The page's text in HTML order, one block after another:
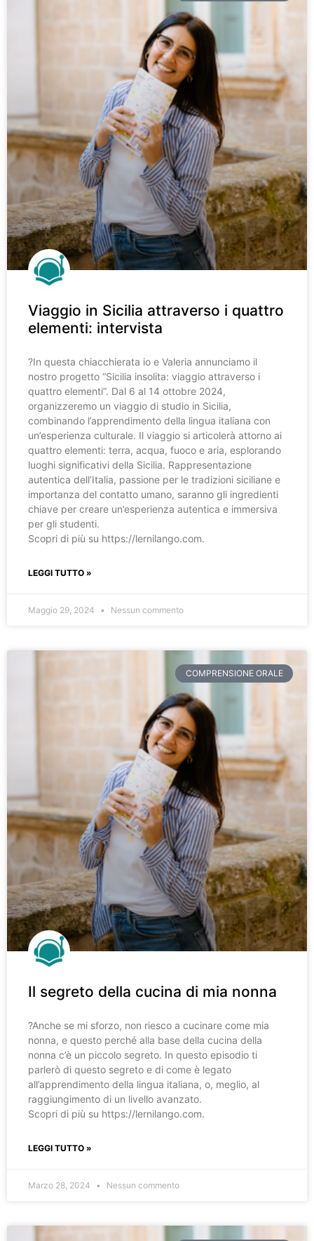
Viaggio in Sicilia attraverso i quattro
elementi: intervista
?️In questa chiacchierata io e Valeria annunciamo il
nostro progetto “Sicilia insolita: viaggio attraverso i
quattro elementi”. Dal 6 al 14 ottobre 2024,
organizzeremo un viaggio di studio in Sicilia,
combinando l’apprendimento della lingua italiana con
un’esperienza culturale. Il viaggio si articolerà attorno ai
quattro elementi: terra, acqua, fuoco e aria, esplorando
luoghi significativi della Sicilia. Rappresentazione
autentica dell’Italia, passione per le tradizioni siciliane e
importanza del contatto umano, saranno gli ingredienti
chiave per creare un’esperienza autentica e immersiva
per gli studenti.
Scopri di più su https://lernilango.com.
LEGGI TUTTO »
Maggio 29, 2024 Nessun commento
COMPRENSIONE ORALE
Il segreto della cucina di mia nonna
?️Anche se mi sforzo, non riesco a cucinare come mia
nonna, e questo perché alla base della cucina della
nonna c’è un piccolo segreto. In questo episodio ti
parlerò di questo segreto e di come è legato
all’apprendimento della lingua italiana, o, meglio, al
raggiungimento di un livello avanzato.
Scopri di più su https://lernilango.com.
LEGGI TUTTO »
Marzo 28, 2024 Nessun commento